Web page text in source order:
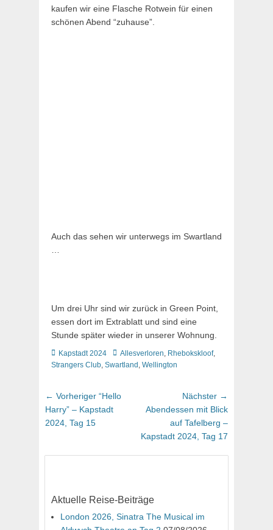
kaufen wir eine Flasche Rotwein für einen
schönen Abend “zuhause”.
Auch das sehen wir unterwegs im Swartland
Um drei Uhr sind wir zurück in Green Point,
essen dort im Extrablatt und sind eine
Stunde später wieder in unserer Wohnung.
Kategorien
Kapstadt 2024 Schlagworte
Allesverloren, Rhebokskloof,
Strangers Club, Swartland , Wellington
Beitragsnavigation
← Vorheriger Vorheriger
Beitrag:
“Hello
Harry” – Kapstadt
2024, Tag 15
Nächster →
Beitrag:
Abendessen mit Blick
auf Tafelberg –
Kapstadt 2024, Tag 17
Aktuelle Reise-Beiträge
London 2026, Sinatra The Musical im